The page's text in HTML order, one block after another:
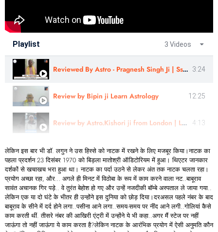
Playlist 3 Videos
Reviewed By Astro - Pragnesh Singh Ji | Sshree Astro Vastu 3:24
Review by Bipin ji Learn Astrology 12:25
Review by Astro.Kishori ji from London | Learn Astrology 4:13
लेकिन इस बार भी डॉ. लगुन ने उस हिस्से को नाटक में रखने के लिए मजबूर किया।नाटक का
पहला प्रदर्शन 23 दिसंबर 1970 को बिड़ला मातोश्री ऑडिटोरियम में हुआ। थिएटर जानकार
दर्शकों से खचाखच भरा हुआ था। नाटक का पर्दा उठने से लेकर अंत तक नाटक चलता रहा।
प्रयोग अच्छा रहा, और… अगले ही मिनट में विठोबा के रूप में काम करने वाला नट..बाबूराव
सावंत अचानक गिर पड़े.. वे तुरंत बेहोश हो गए और उन्हें नजदीकी बॉम्बे अस्पताल ले जाया गया..
लेकिन एक या दो घंटे के भीतर ही उन्होंने इस दुनिया को छोड़ दिया।दरअसल पहले नंबर के बाद
बाबूराव के सीने में दर्द होने लगा..पसीना आने लगा..समय-समय पर नींद आने लगी..गोलियां कैसे
काम करती थीं. तीसरे नंबर की आखिरी एंट्री में उन्होंने ये भी कहा..अगर मैं स्टेज पर नहीं
जाऊंगा तो नहीं जाऊंगा ये काम करता है?लेकिन नाटक के आरंभिक प्रयोग में ऐसी अनुमति कौन